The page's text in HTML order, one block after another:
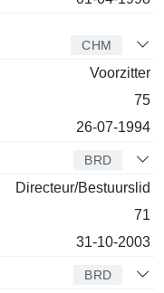
CHM
Voorzitter
75
26-07-1994
BRD
Directeur/Bestuurslid
71
31-10-2003
BRD